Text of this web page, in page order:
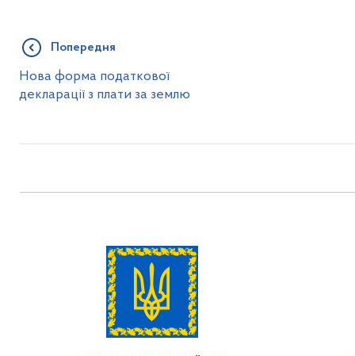
Попередня
Нова форма податкової
декларації з плати за землю